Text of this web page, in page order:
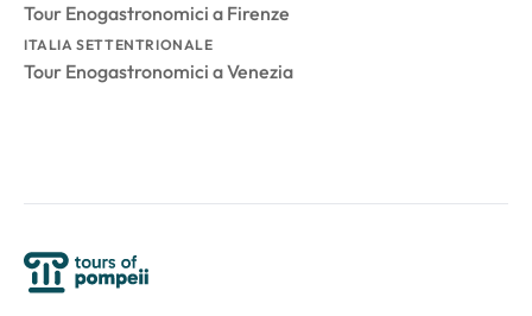
Tour Enogastronomici a Firenze
ITALIA SETTENTRIONALE
Tour Enogastronomici a Venezia